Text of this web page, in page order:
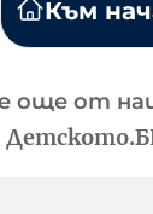
Към
още от